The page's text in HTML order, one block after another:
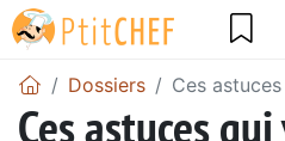
Dossiers Ces
Ces astuces